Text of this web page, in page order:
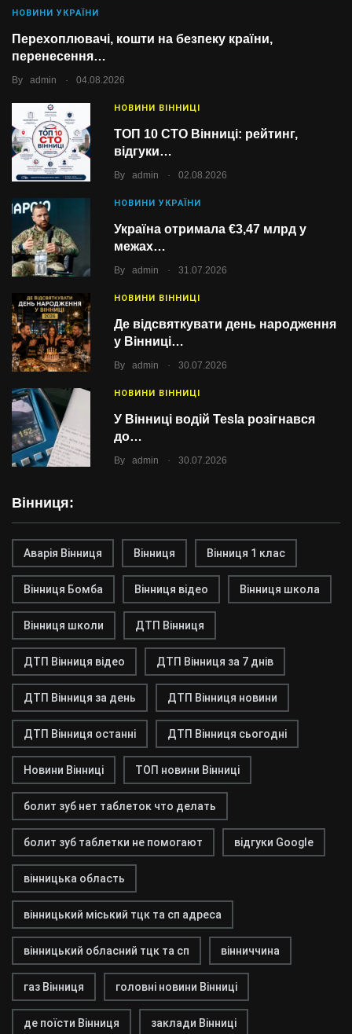
НОВИНИ УКРАЇНИ
Перехоплювачі, кошти на безпеку країни,
перенесення…
By admin . 04.08.2026
НОВИНИ ВІННИЦІ
ТОП 10 СТО Вінниці: рейтинг,
відгуки…
By admin . 02.08.2026
НОВИНИ УКРАЇНИ
Україна отримала €3,47 млрд у
межах…
By admin . 31.07.2026
НОВИНИ ВІННИЦІ
Де відсвяткувати день народження
у Вінниці…
By admin . 30.07.2026
НОВИНИ ВІННИЦІ
У Вінниці водій Tesla розігнався
до…
By admin . 30.07.2026
Вінниця:
Аварія Вінниця Вінниця Вінниця 1 клас
Вінниця Бомба Вінниця відео Вінниця школа
Вінниця школи ДТП Вінниця
ДТП Вінниця відео ДТП Вінниця за 7 днів
ДТП Вінниця за день ДТП Вінниця новини
ДТП Вінниця останні ДТП Вінниця сьогодні
Новини Вінниці ТОП новини Вінниці
болит зуб нет таблеток что делать
болит зуб таблетки не помогают відгуки Google
вінницька область
вінницький міський тцк та сп адреса
вінницький обласний тцк та сп вінниччина
газ Вінниця головні новини Вінниці
де поїсти Вінниця заклади Вінниці